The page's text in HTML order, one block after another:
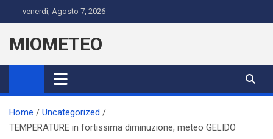
to
content
venerdì, Agosto 7, 2026
MIOMETEO
Home
Uncategorized
TEMPERATURE in fortissima diminuzione, meteo GELIDO